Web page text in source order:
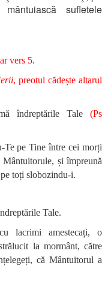
sufletele
vers 5.
, preotul cădește altarul
îndreptările Tale (Ps
Te pe Tine între cei morți
și împreună
toți slobozindu-i.
Tale.
lacrimi amestecați, o
la mormânt, către
că Mântuitorul a